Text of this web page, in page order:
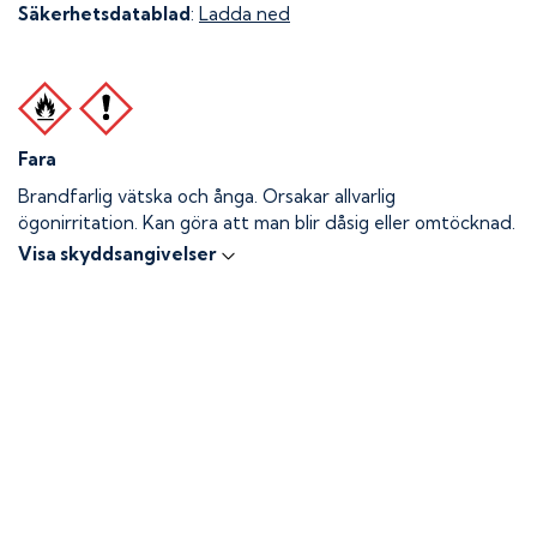
Säkerhetsdatablad: Ladda ned
Fara
Brandfarlig vätska och ånga. Orsakar allvarlig
ögonirritation. Kan göra att man blir dåsig eller omtöcknad.
Visa skyddsangivelser